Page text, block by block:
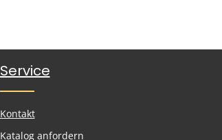
Service
Kontakt
Katalog anfordern